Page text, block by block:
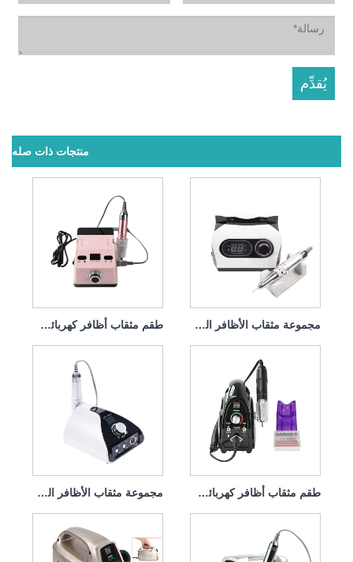
منتجات ذات صله
طقم مثقاب أظافر كهربائي لإزالة طلاء الجل 65 واط 35000 دورة في الدقيقة مجموعة مثقاب الأظافر الكهربائية الاحترافية 65 وات 35000 دورة في الدقيقة
طقم مثقاب أظافر كهربائي لإزالة الغمس 65 وات 35000 دورة في الدقيقة